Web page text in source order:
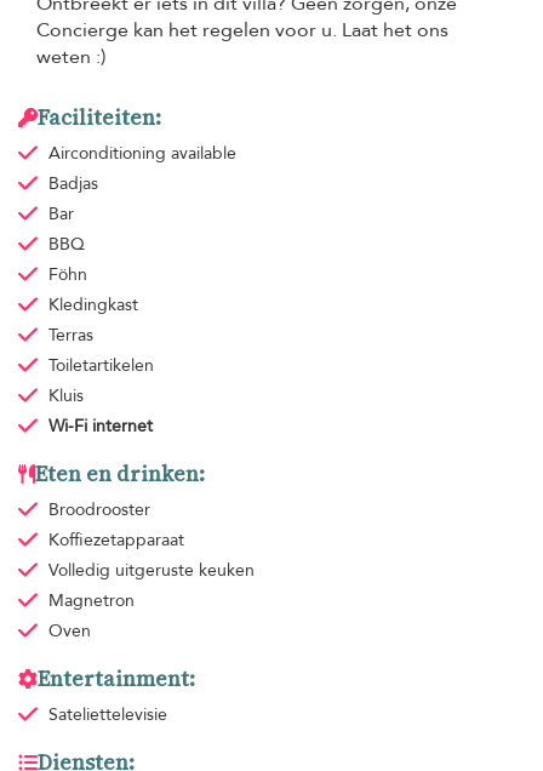
Concierge kan het regelen voor u. Laat het ons
weten :)
Faciliteiten:
Airconditioning available
Badjas
Bar
BBQ
Föhn
Kledingkast
Terras
Toiletartikelen
Kluis
Wi-Fi internet
Eten en drinken:
Broodrooster
Koffiezetapparaat
Volledig uitgeruste keuken
Magnetron
Oven
Entertainment:
Sateliettelevisie
Diensten: